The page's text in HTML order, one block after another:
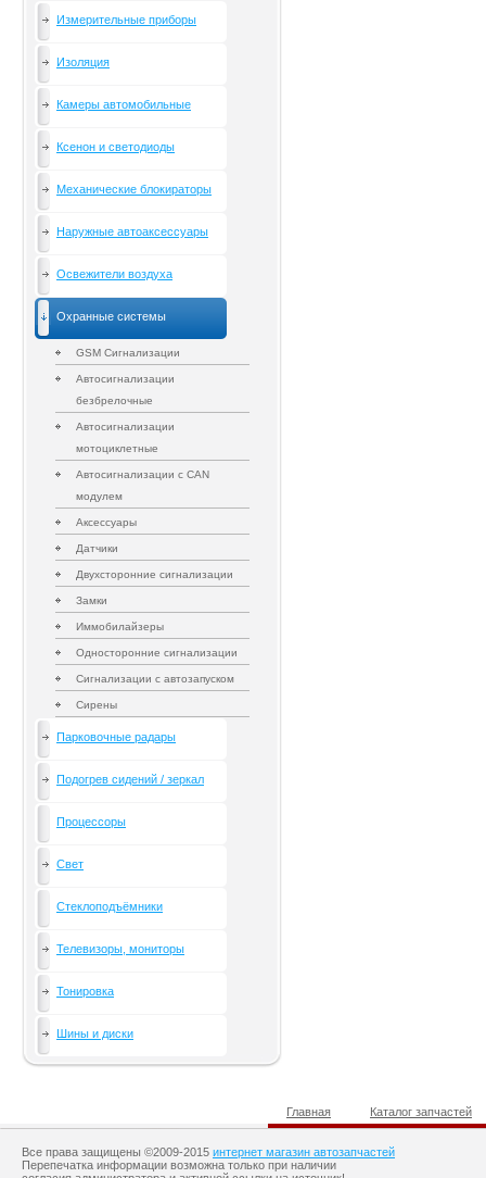
Измерительные приборы
Изоляция
Камеры автомобильные
Ксенон и светодиоды
Механические блокираторы
Наружные автоаксессуары
Освежители воздуха
Охранные системы
GSM Сигнализации
Автосигнализации
безбрелочные
Автосигнализации
мотоциклетные
Автосигнализации с CAN
модулем
Аксессуары
Датчики
Двухсторонние сигнализации
Замки
Иммобилайзеры
Односторонние сигнализации
Сигнализации с автозапуском
Сирены
Парковочные радары
Подогрев сидений / зеркал
Процессоры
Свет
Стеклоподъёмники
Телевизоры, мониторы
Тонировка
Шины и диски
Главная Каталог запчастей
Все права защищены ©2009-2015 интернет магазин автозапчастей
Перепечатка информации возможна только при наличии